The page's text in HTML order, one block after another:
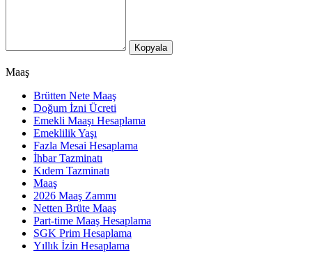
Kopyala
Maaş
Brütten Nete Maaş
Doğum İzni Ücreti
Emekli Maaşı Hesaplama
Emeklilik Yaşı
Fazla Mesai Hesaplama
İhbar Tazminatı
Kıdem Tazminatı
Maaş
2026 Maaş Zammı
Netten Brüte Maaş
Part-time Maaş Hesaplama
SGK Prim Hesaplama
Yıllık İzin Hesaplama